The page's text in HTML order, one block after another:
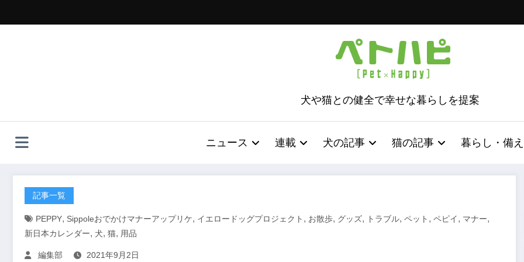
ッ
犬や猫との健全で幸せな暮らしを提案
ニュース 連載 犬の記事 猫の記事 暮らし・備え
記事一覧
PEPPY, Sippoleおでかけマナーアップリケ, イエロードッグプロジェクト , お散歩, グッズ, トラブル, ペット , ペピイ, マナー,
新日本カレンダー, 犬, 猫, 用品
編集部 2021年9月2日